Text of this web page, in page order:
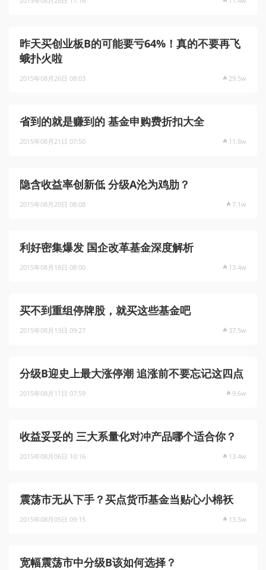
昨天买创业板B的可能要亏64%！真的不要再飞
蛾扑火啦
2015年08月26日 08:03 29.5w
省到的就是赚到的 基金申购费折扣大全
2015年08月21日 07:50 11.8w
隐含收益率创新低 分级A沦为鸡肋？
2015年08月20日 08:08 7.1w
利好密集爆发 国企改革基金深度解析
2015年08月18日 08:00 13.4w
买不到重组停牌股，就买这些基金吧
2015年08月13日 09:27 37.5w
分级B迎史上最大涨停潮 追涨前不要忘记这四点
2015年08月11日 07:59 9.6w
收益妥妥的 三大系量化对冲产品哪个适合你？
2015年08月06日 10:16 13.4w
震荡市无从下手？买点货币基金当贴心小棉袄
2015年08月05日 09:15 13.5w
宽幅震荡市中分级B该如何选择？